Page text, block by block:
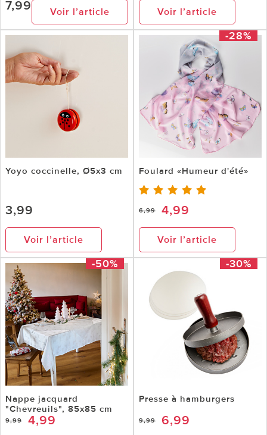
7,99 Voir l’article Voir l’article
Yoyo coccinelle, Ø5x3 cm
3,99
Voir l’article
-28%
Foulard «Humeur d'été»
6,99 4,99
Voir l’article
-50%
Nappe jacquard
"Chevreuils", 85x85 cm
9,99 4,99
-30%
Presse à hamburgers
9,99 6,99